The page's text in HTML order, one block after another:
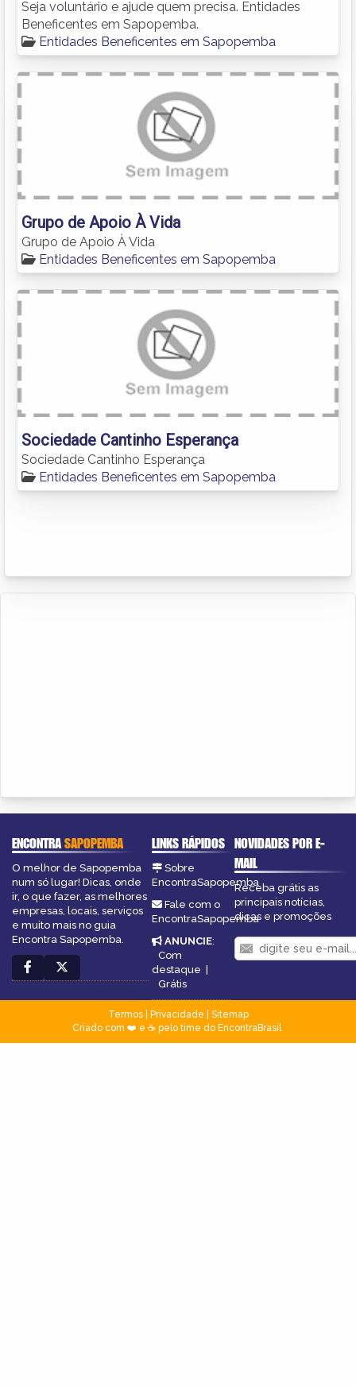
Seja voluntário e ajude quem precisa. Entidades
Beneficentes em Sapopemba.
Entidades Beneficentes em Sapopemba
Grupo de Apoio À Vida
Grupo de Apoio À Vida
Entidades Beneficentes em Sapopemba
Sociedade Cantinho Esperança
Sociedade Cantinho Esperança
Entidades Beneficentes em Sapopemba
ENCONTRASAPOPEMBA
O melhor de Sapopemba
num só lugar! Dicas, onde
ir, o que fazer, as melhores
empresas, locais, serviços
e muito mais no guia
Encontra Sapopemba.
LINKS RÁPIDOS
Sobre
EncontraSapopemba
Fale com o
EncontraSapopemba
ANUNCIE:
Com
destaque |
Grátis
NOVIDADES POR E-
MAIL
Receba grátis as
principais notícias,
dicas e promoções
Termos| Privacidade
Sitemap
Criado com ❤️ e ☕ pelo time do EncontraBrasil